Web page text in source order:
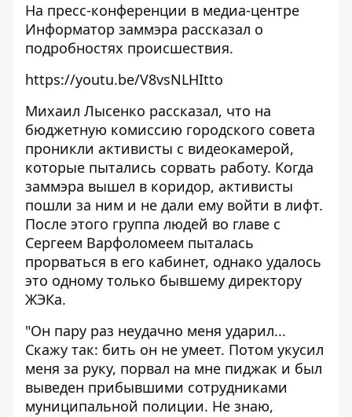
На пресс-конференции в медиа-центре
Информатор заммэра рассказал о
подробностях происшествия.
https://youtu.be/V8vsNLHItto
Михаил Лысенко рассказал, что на
бюджетную комиссию городского совета
проникли активисты с видеокамерой,
которые пытались сорвать работу. Когда
заммэра вышел в коридор, активисты
пошли за ним и не дали ему войти в лифт.
После этого группа людей во главе с
Сергеем Варфоломеем пыталась
прорваться в его кабинет, однако удалось
это одному только бывшему директору
ЖЭКа.
"Он пару раз неудачно меня ударил...
Скажу так: бить он не умеет. Потом укусил
меня за руку, порвал на мне пиджак и был
выведен прибывшими сотрудниками
муниципальной полиции. Не знаю,